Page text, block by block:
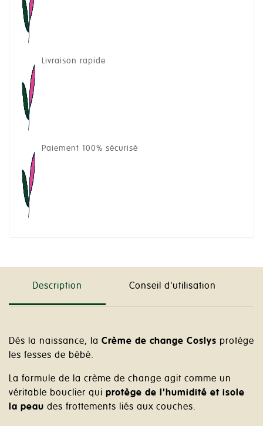
Livraison rapide
Paiement 100% sécurisé
Description Conseil d'utilisation
Dès la naissance, la Crème de change Coslys protège
les fesses de bébé.
La formule de la crème de change agit comme un
véritable bouclier qui protège de l'humidité et isole
la peau des frottements liés aux couches.